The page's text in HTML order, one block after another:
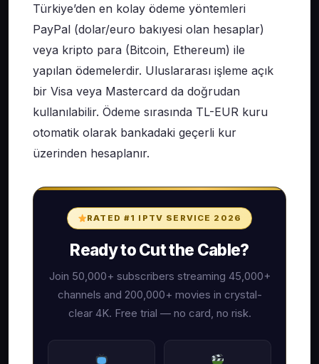
Türkiye’den en kolay ödeme yöntemleri
PayPal (dolar/euro bakıyesi olan hesaplar)
veya kripto para (Bitcoin, Ethereum) ile
yapılan ödemelerdir. Uluslararası işleme açık
bir Visa veya Mastercard da doğrudan
kullanılabilir. Ödeme sırasında TL-EUR kuru
otomatik olarak bankadaki geçerli kur
üzerinden hesaplanır.
RATED #1 IPTV SERVICE 2026
Ready to Cut the Cable?
Join 50,000+ subscribers streaming 45,000+
channels and 200,000+ movies in crystal-
clear 4K. Free trial — no card, no risk.